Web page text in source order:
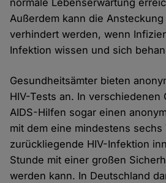
normale Lebenserwartung
Außerdem kann die
verhindert werden, wenn
Infektion wissen und sich
Gesundheitsämter bieten
HIV-Tests an. In verschiedenen
AIDS-Hilfen sogar einen
mit dem eine mindestens sechs
zurückliegende HIV-Infektion
Stunde mit einer großen
werden kann. In Deutschland